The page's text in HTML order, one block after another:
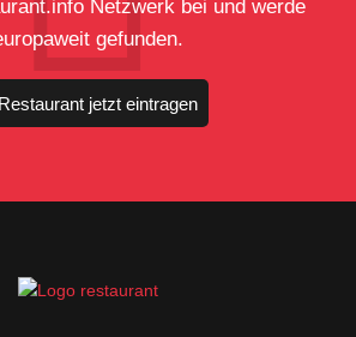
Netzwerk bei und werde
gefunden.
Restaurant jetzt eintragen